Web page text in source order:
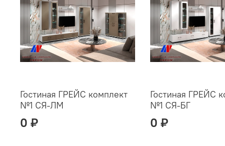
Гостиная ГРЕЙС комплект
№1 СЯ-ЛМ
0 ₽
Гостиная ГРЕЙС
№1 СЯ-БГ
0 ₽